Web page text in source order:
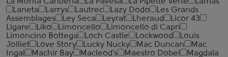
Laneta
Larrys Lautrec Lazy Dodo
Les Grands
Assemblages
Ley Seca Leyrat Lheraud
Licor 43
Ligare
Liko Limoncello
Limoncello di Capri
Limoncino Bottega
Loch Castle Lockwood
Louis
Jolliet
Love Story Lucky Nucky Mac Duncan
Mac
Ingal
Machir Bay Macleod's Maestro Dobel
Magdala